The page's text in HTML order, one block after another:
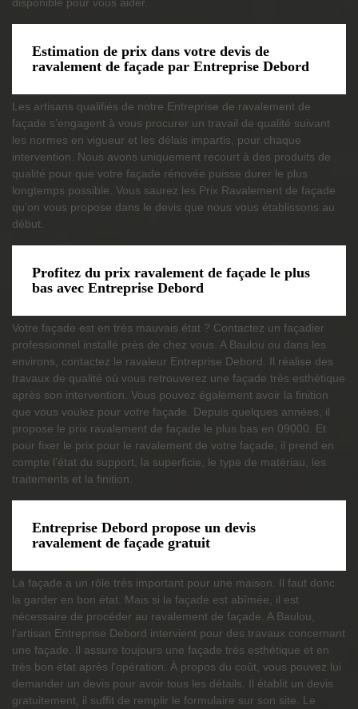
Estimation de prix dans votre devis de
ravalement de façade par Entreprise Debord
Les artisans qualifiés de notre Entreprise de ravalement de
façade s’engagent à vous procurer un travail de qualité suivant
les normes en vigueur et les délais impartis, pour chaque
intervention. Nous avons uniquement recourt à des produits de
qualité pour que votre façade rénovée puisse durer le plus
longtemps possible. Vous saurez les Prix Ravalement de façade
qu’on vous propose dans le devis que nous vous établissons au
début.
Profitez du prix ravalement de façade le plus
bas avec Entreprise Debord
Votre façade est en très mauvais état ? Contactez un façadier
professionnel installé près de chez vous. A Baulou ou dans les
environs, contactez le ravaleur Entreprise Debord. Il réalise des
travaux de qualité où vous retrouverez une façade très esthétique
après son intervention. Vous pouvez également avoir la finition
que vous voulez pour votre façade. Depuis quelques années, il
propose le prix ravalement de façade le plus bas en 09000. Et
pour fixer le prix pour le ravalement de votre façade, il prend en
compte l’état du support, la superficie, le type de matériau, les
traitements et la finition.
Entreprise Debord propose un devis
ravalement de façade gratuit
La façade a un rôle très important pour une maison. Il faut donc
la garder en bon état. Mais si la façade est abîmée, il est
nécessaire de procéder au ravalement de façade. A Baulou,
l’artisan Entreprise Debord intervient pour des travaux concernant
une façade. Il assure toujours une façade très esthétique et en
très bon état après l’opération. À propos du coût, vous pouvez lui
demander un devis pour avoir tous les détails. Il établit un devis
gratuitement, il suffit de remplir le formulaire sur son site. Le